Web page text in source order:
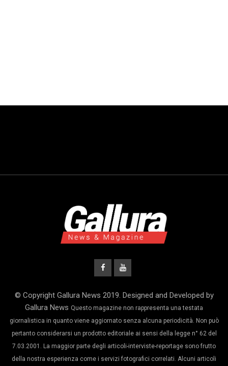
© Copyright Gallura News 2019. Designed and Developed by
Gallura News Questo magazine non rappresenta una testata
giornalistica in quanto viene aggiornato senza alcuna periodicità. Non può
pertanto considerarsi un prodotto editoriale ai sensi della legge n° 62 del
7.03.2001. La maggior parte degli articoli-interviste-reportage sono frutto
della nostra esperienza come i servizi fotografici correlati. Alcuni articoli